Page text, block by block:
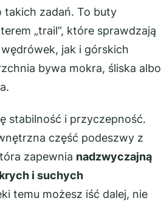
takich zadań. To buty
„trail”, które sprawdzają
jak i górskich
bywa mokra, śliska albo
stabilność i przyczepność.
część podeszwy z
zapewnia nadzwyczajną
i suchych
temu możesz iść dalej, nie